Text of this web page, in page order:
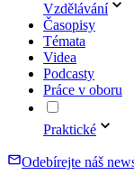
Vzdělávání
Časopisy
Témata
Videa
Podcasty
Práce v oboru
Praktické
Odebírejte náš